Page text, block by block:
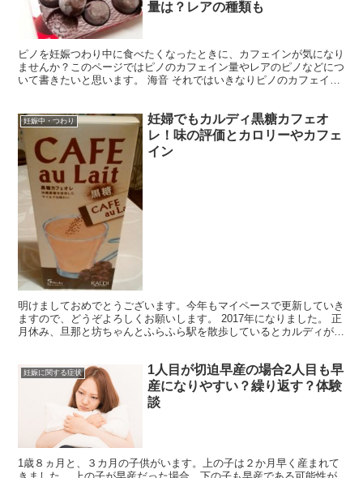
量は？レアの種類も
ピノを妊娠つわり中に食べたくなったときに、カフェインが気になり
ませんか？このページではピノのカフェイン量やレアのピノなどにつ
いて書きたいと思います。 海音 それではいきなりピノのカフェイン
妊娠中・つわり
妊婦でもカルディ黒糖カフェオ
レ！味の評価とカロリーやカフェ
イン
明けましておめでとうございます。今年もマイペースで更新していき
ますので、どうぞよろしくお願いします。 2017年になりました。 正
月休み、旦那と坊ちゃんとふらふら駅を散歩しているとカルディがあ
妊娠に関する症状
1人目が切迫早産の場合2人目も早
産になりやすい？繰り返す？体験
談
1歳８ヵ月と、３カ月の子供がいます。上の子は２か月早く産まれて